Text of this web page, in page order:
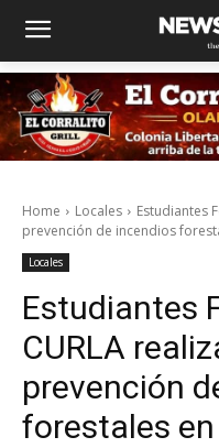
Home Locales
Estudiantes
prevención de incendios
Locales
Estudiantes
CURLA
prevención
forestales